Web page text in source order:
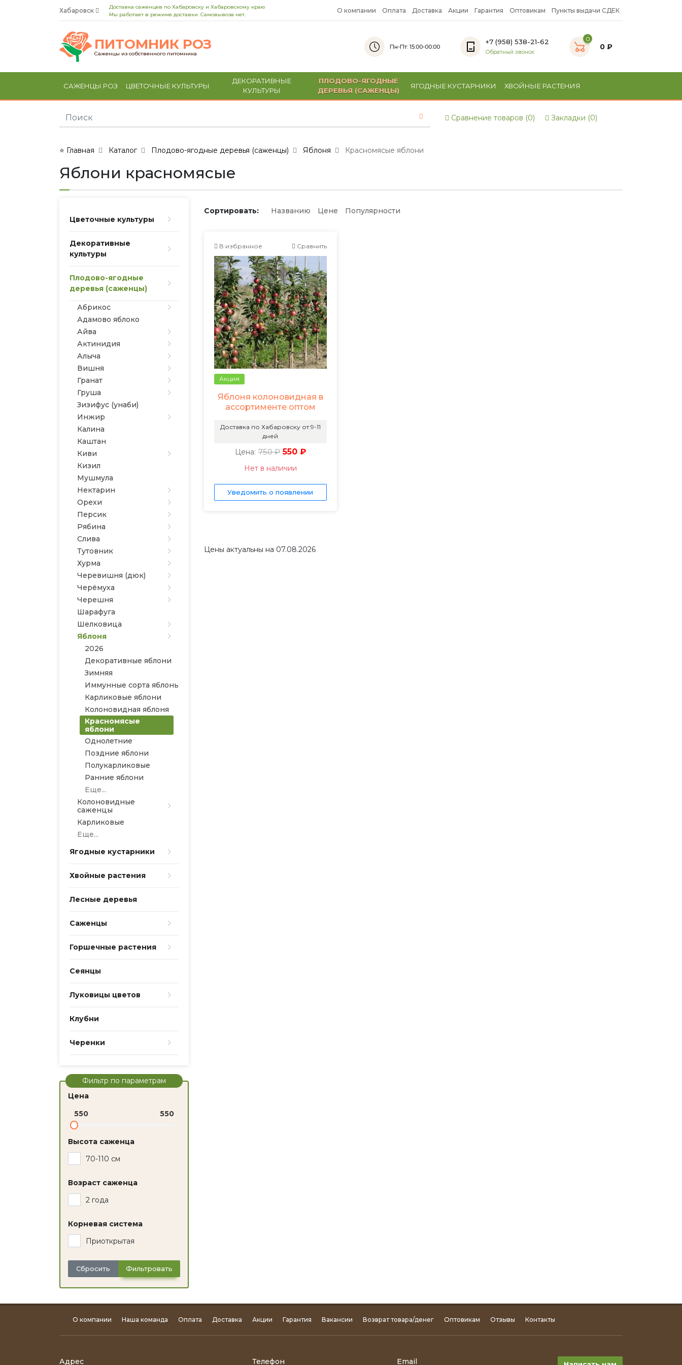
Хабаровск
Доставка саженцев по Хабаровску и Хабаровскому краю
Мы работает в режиме доставки. Самовывоза нет.
О компании Оплата Доставка Акции Гарантия Оптовикам Пункты выдачи СДЕК
ПИТОМНИК РОЗ
Саженцы из собственного питомника
Пн-Пт: 15:00-00:00
+7 (958) 538-21-62
Обратный звонок
0
0 ₽
САЖЕНЦЫ РОЗ ЦВЕТОЧНЫЕ КУЛЬТУРЫ
ДЕКОРАТИВНЫЕ
КУЛЬТУРЫ
ПЛОДОВО-ЯГОДНЫЕ
ДЕРЕВЬЯ (САЖЕНЦЫ)
ЯГОДНЫЕ КУСТАРНИКИ ХВОЙНЫЕ РАСТЕНИЯ
Сравнение товаров (0) Закладки (0)
⭐ Главная Каталог Плодово-ягодные деревья (саженцы) Яблоня Красномясые яблони
Яблони красномясые
Цветочные культуры
Декоративные
культуры
Плодово-ягодные
деревья (саженцы)
Абрикос
Адамово яблоко
Айва
Актинидия
Алыча
Вишня
Гранат
Груша
Зизифус (унаби)
Инжир
Калина
Каштан
Киви
Кизил
Мушмула
Нектарин
Орехи
Персик
Рябина
Слива
Тутовник
Хурма
Черевишня (дюк)
Черёмуха
Черешня
Шарафуга
Шелковица
Яблоня
2026
Декоративные яблони
Зимняя
Иммунные сорта яблонь
Карликовые яблони
Колоновидная яблоня
Красномясые
яблони
Однолетние
Поздние яблони
Полукарликовые
Ранние яблони
Еще...
Колоновидные
саженцы
Карликовые
Еще...
Ягодные кустарники
Хвойные растения
Лесные деревья
Саженцы
Горшечные растения
Сеянцы
Луковицы цветов
Клубни
Черенки
Фильтр по параметрам
Цена
550
550
Высота саженца
70-110 см
Возраст саженца
2 года
Корневая система
Приоткрытая
Сбросить Фильтровать
Сортировать: Названию Цене Популярности
В избранное Сравнить
Акция
Яблоня колоновидная в
ассортименте оптом
Доставка по Хабаровску от 9-11
дней
Цена: 750 ₽ 550 ₽
Нет в наличии
Уведомить о появлении
Цены актуальны на 07.08.2026
О компании Наша команда Оплата Доставка Акции Гарантия Вакансии Возврат товара/денег Оптовикам Отзывы Контакты
Адрес Телефон Email